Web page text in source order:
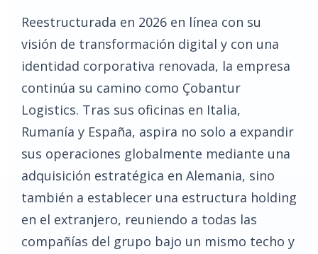
Reestructurada en 2026 en línea con su
visión de transformación digital y con una
identidad corporativa renovada, la empresa
continúa su camino como Çobantur
Logistics. Tras sus oficinas en Italia,
Rumanía y España, aspira no solo a expandir
sus operaciones globalmente mediante una
adquisición estratégica en Alemania, sino
también a establecer una estructura holding
en el extranjero, reuniendo a todas las
compañías del grupo bajo un mismo techo y